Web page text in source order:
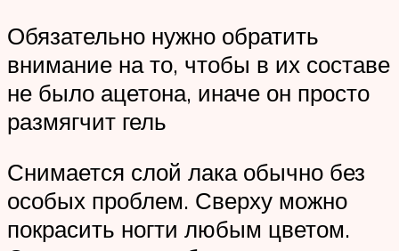
Обязательно нужно обратить
внимание на то, чтобы в их составе
не было ацетона, иначе он просто
размягчит гель
Снимается слой лака обычно без
особых проблем. Сверху можно
покрасить ногти любым цветом.